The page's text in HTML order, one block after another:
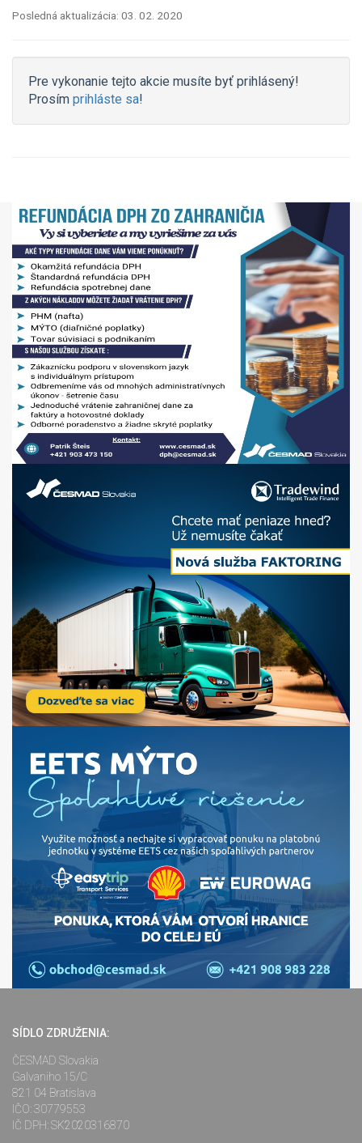
Posledná aktualizácia: 03. 02. 2020
Pre vykonanie tejto akcie musíte byť prihlásený!
Prosím prihláste sa!
SÍDLO ZDRUŽENIA:
ČESMAD Slovakia
Galvaniho 15/C
821 04 Bratislava
IČO: 30779553
IČ DPH: SK2020316870